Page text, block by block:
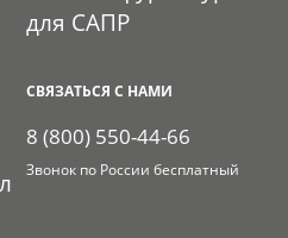
для САПР
СВЯЗАТЬСЯ С НАМИ
8 (800) 550-44-66
Звонок по России бесплатный